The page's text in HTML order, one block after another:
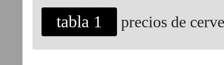
tabla 1 precios de